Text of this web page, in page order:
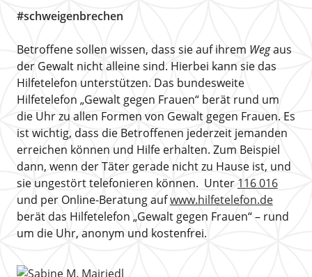
#schweigenbrechen
Betroffene sollen wissen, dass sie auf ihrem Wegaus
der Gewalt nicht alleine sind. Hierbei kann sie das
Hilfetelefon unterstützen. Das bundesweite
Hilfetelefon „Gewalt gegen Frauen“ berät rund um
die Uhr zu allen Formen von Gewalt gegen Frauen. Es
ist wichtig, dass die Betroffenen jederzeit jemanden
erreichen können und Hilfe erhalten. Zum Beispiel
dann, wenn der Täter gerade nicht zu Hause ist, und
sie ungestört telefonieren können. Unter 116 016
und per Online-Beratung aufwww.hilfetelefon.de
berät das Hilfetelefon „Gewalt gegen Frauen“ – rund
um die Uhr, anonym und kostenfrei.